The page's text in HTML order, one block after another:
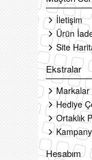
İletişim
Ürün
Site
Ekstralar
Markalar
Hediye
Ortaklık
Hesabım